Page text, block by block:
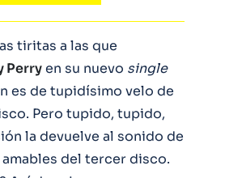
tiritas a las que
Perryen su nuevo single
es de tupidísimo velo de
Pero tupido, tupido,
la devuelve al sonido de
amables del tercer disco.